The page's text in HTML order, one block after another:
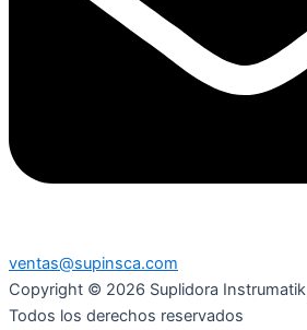
ventas@supinsca.com
Copyright © 2026 Suplidora
Todos los derechos reservados